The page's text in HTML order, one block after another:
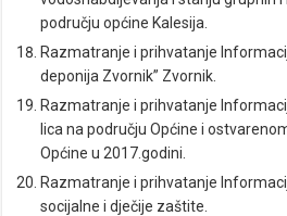
području općine Kalesija.
Razmatranje i prihvatanje
deponija Zvornik” Zvornik.
Razmatranje i prihvatanje
lica na području Općine i
Općine u 2017.godini.
Razmatranje i prihvatanje
socijalne i dječije zaštite.